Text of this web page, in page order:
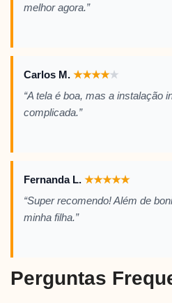
melhor agora.”
Carlos M. ★★★★★
“A tela é boa, mas a instalação
complicada.”
Fernanda L. ★★★★★
“Super recomendo! Além de
minha filha.”
Perguntas